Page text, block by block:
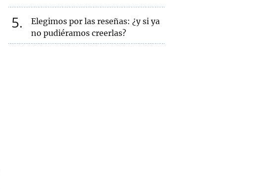
5
Elegimos por las reseñas: ¿y si ya
no pudiéramos creerlas?